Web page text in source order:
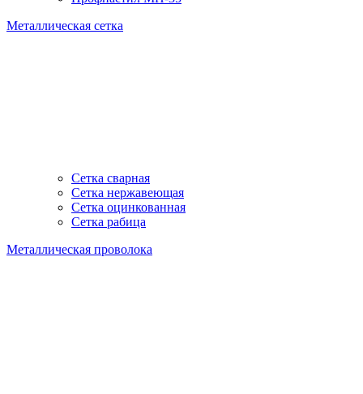
Металлическая сетка
Сетка сварная
Сетка нержавеющая
Сетка оцинкованная
Сетка рабица
Металлическая проволока